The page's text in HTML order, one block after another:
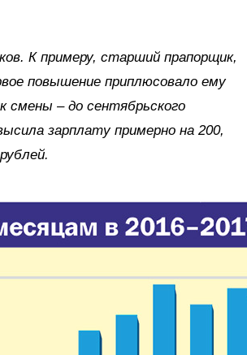
К примеру, старший прапорщик,
повышение приплюсовало ему
смены – до сентябрьского
зарплату примерно на 200,